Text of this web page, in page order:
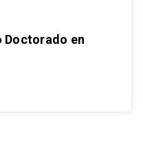
Doctorado en